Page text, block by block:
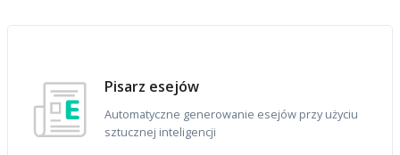
Pisarz esejów
Automatyczne generowanie esejów przy użyciu
sztucznej inteligencji